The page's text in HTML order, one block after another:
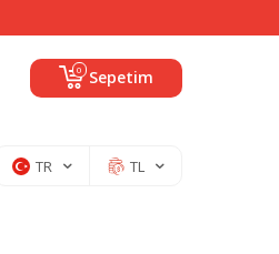
0 Sepetim
TR TL